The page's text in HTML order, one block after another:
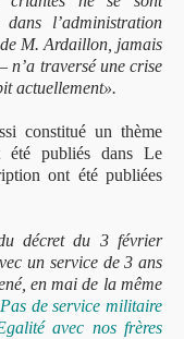
l’administration
M. Ardaillon, jamais
n’a traversé une crise
actuellement».
constitué un thème
été publiés dans Le
ont été publiées
décret du 3 février
un service de 3 ans
en mai de la même
Pas de service militaire
avec nos frères